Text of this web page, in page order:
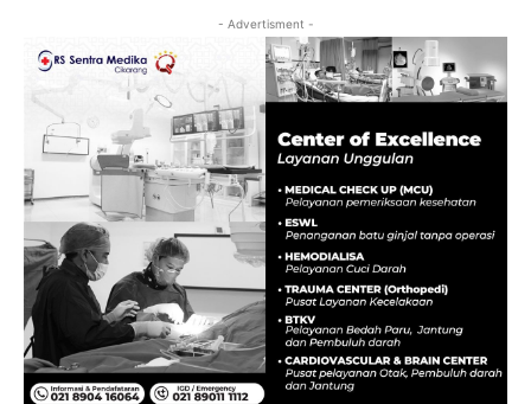
- Advertisment -